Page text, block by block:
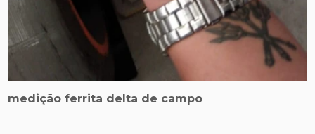
medição ferrita delta de campo